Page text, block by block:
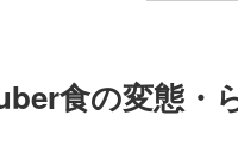
食の変態・